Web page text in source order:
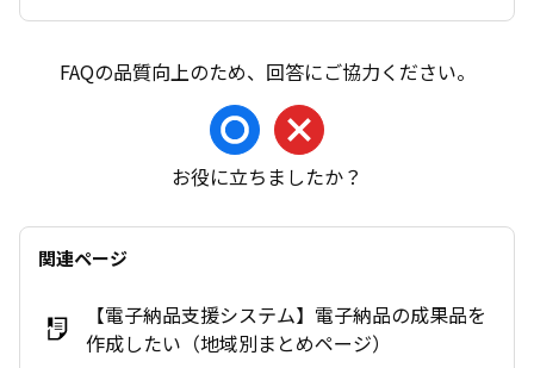
お役に立ちましたか？
関連ページ
【電子納品支援システム】電子納品の成果品を
作成したい（地域別まとめページ）